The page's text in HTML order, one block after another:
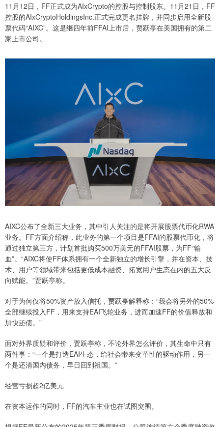
11月12日，FF正式成为AIxCrypto的控股与控制股东。11月21日，FF
控股的AIxCryptoHoldingsInc.正式完成更名挂牌，并同步启用全新股
票代码“AIXC”。这是继四年前FFAI上市后，贾跃亭在美国拥有的第二
家上市公司。
AIXC公布了全新三大业务，其中引人关注的是将开展股票代币化RWA
业务。FF方面介绍称，此业务的第一个项目是FFAI的股票代币化，将
通过独立第三方，计划首批购买500万美元的FFAI股票，为FF“输
血”。“AIXC将使FF体系拥有一个全新独立的增长引擎，并在资本、技
术、用户等领域带来包括更低成本融资、拓宽用户生态在内的五大反
向赋能。”贾跃亭称。
对于为何仅将50%资产放入信托，贾跃亭解释称：“我会将另外的50%
全部继续投入FF，用来支持EAI飞轮业务，进而加速FF的价值释放和
加快还债。”
面对外界质疑和评价，贾跃亭称，不论外界怎么评价，其生命中只有
两件事：“一个是打造EAI生态，给社会带来变革性的驱动作用，另一
个是还清国内债务，早日回到祖国。”
经营亏损超2亿美元
在资本运作的同时，FF的汽车主业也在试图突围。